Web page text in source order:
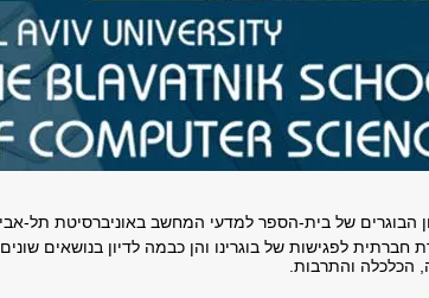
חברתית לפגישות של בוגרינו והן כבמה לדיון בנושאים
הכלכלה והתרבות.